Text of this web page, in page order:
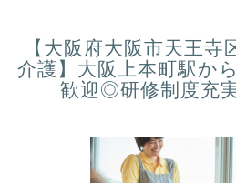
【大阪府大阪市天王寺
介護】大阪上本町駅か
歓迎◎研修制度充